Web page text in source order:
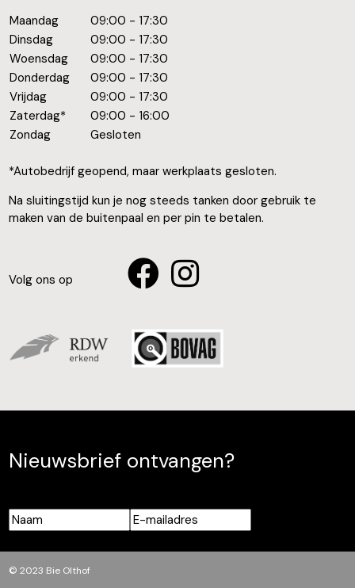
Maandag
09:00 - 17:30
Dinsdag
09:00 - 17:30
Woensdag
09:00 - 17:30
Donderdag
09:00 - 17:30
Vrijdag
09:00 - 17:30
Zaterdag*
09:00 - 16:00
Zondag
Gesloten
*Autobedrijf geopend, maar werkplaats gesloten.
Na sluitingstijd kun je nog steeds tanken door gebruik te
maken van de buitenpaal en per pin te betalen.
Volg ons op
Nieuwsbrief ontvangen?
Naam
E-
mailadres
© 2023 Bie Olthof